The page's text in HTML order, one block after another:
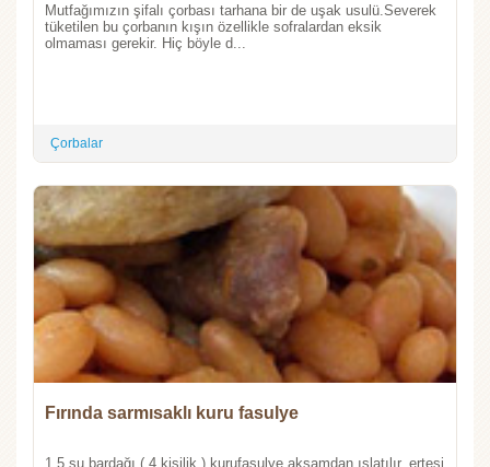
Mutfağımızın şifalı çorbası tarhana bir de uşak usulü.Severek
tüketilen bu çorbanın kışın özellikle sofralardan eksik
olmaması gerekir. Hiç böyle d...
Çorbalar
Fırında sarmısaklı kuru fasulye
1,5 su bardağı ( 4 kişilik ) kurufasulye akşamdan ıslatılır, ertesi